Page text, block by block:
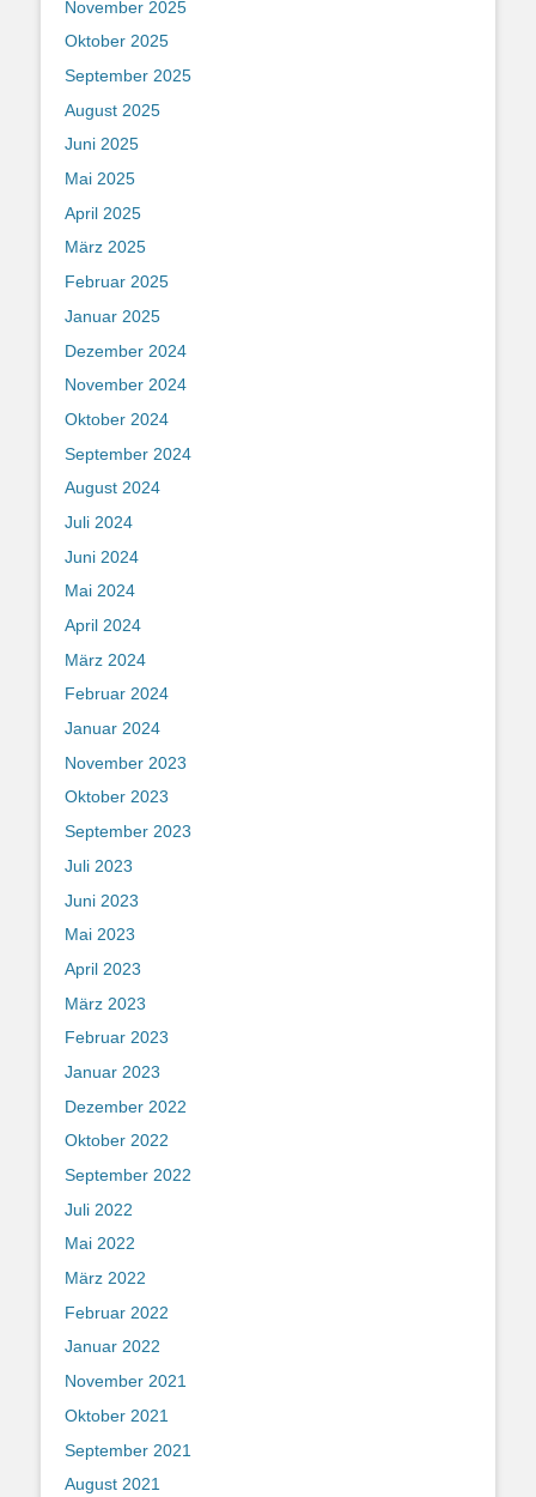
November 2025
Oktober 2025
September 2025
August 2025
Juni 2025
Mai 2025
April 2025
März 2025
Februar 2025
Januar 2025
Dezember 2024
November 2024
Oktober 2024
September 2024
August 2024
Juli 2024
Juni 2024
Mai 2024
April 2024
März 2024
Februar 2024
Januar 2024
November 2023
Oktober 2023
September 2023
Juli 2023
Juni 2023
Mai 2023
April 2023
März 2023
Februar 2023
Januar 2023
Dezember 2022
Oktober 2022
September 2022
Juli 2022
Mai 2022
März 2022
Februar 2022
Januar 2022
November 2021
Oktober 2021
September 2021
August 2021